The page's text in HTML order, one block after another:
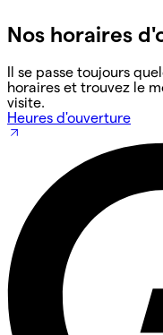
Nos horaires
Il se passe toujours
horaires et trouvez le
visite.
Heures d'ouverture